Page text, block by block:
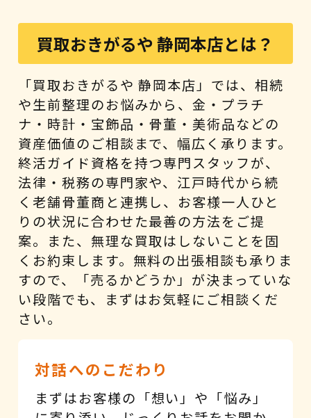
買取おきがるや 静岡本店とは？
「買取おきがるや 静岡本店」では、相続
や生前整理のお悩みから、金・プラチ
ナ・時計・宝飾品・骨董・美術品などの
資産価値のご相談まで、幅広く承ります。
終活ガイド資格を持つ専門スタッフが、
法律・税務の専門家や、江戸時代から続
く老舗骨董商と連携し、お客様一人ひと
りの状況に合わせた最善の方法をご提
案。また、無理な買取はしないことを固
くお約束します。無料の出張相談も承りま
すので、「売るかどうか」が決まっていな
い段階でも、まずはお気軽にご相談くだ
さい。
対話へのこだわり
まずはお客様の「想い」や「悩み」